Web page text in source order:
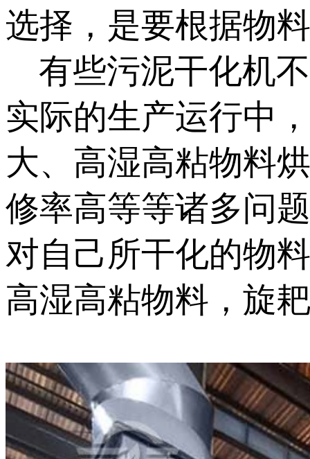
选择，是要根据物
有些污泥干化机
实际的生产运行中
大、高湿高粘物料
修率高等等诸多问
对自己所干化的物
高湿高粘物料，旋